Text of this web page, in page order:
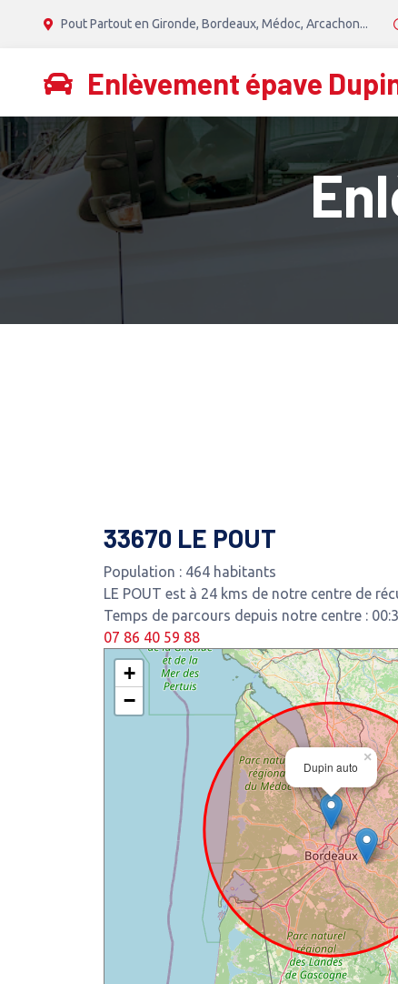
Pout Partout en Gironde, Bordeaux, Médoc, Arcachon...
Enlèvement épave
33670 LE POUT
Population : 464 habitants
LE POUT est à 24 kms de notre centre de
Temps de parcours depuis notre centre :
07 86 40 59 88
Dupin auto
×
+
−